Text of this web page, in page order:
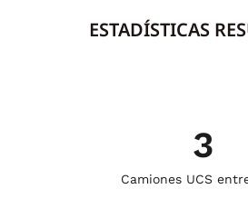
ESTADÍSTICAS
Camiones UCS
3